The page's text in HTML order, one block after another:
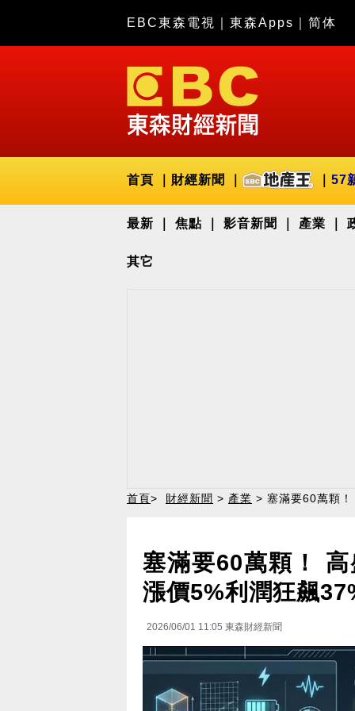
EBC東森電視 東森Apps 简体
首頁 財經新聞 57
最新 焦點 影音新聞 產業
其它
首頁> 財經新聞 > 產業 > 塞滿要60萬顆
塞滿要60萬顆！
漲價5%利潤狂飆
2026/06/01 11:05 東森財經新聞